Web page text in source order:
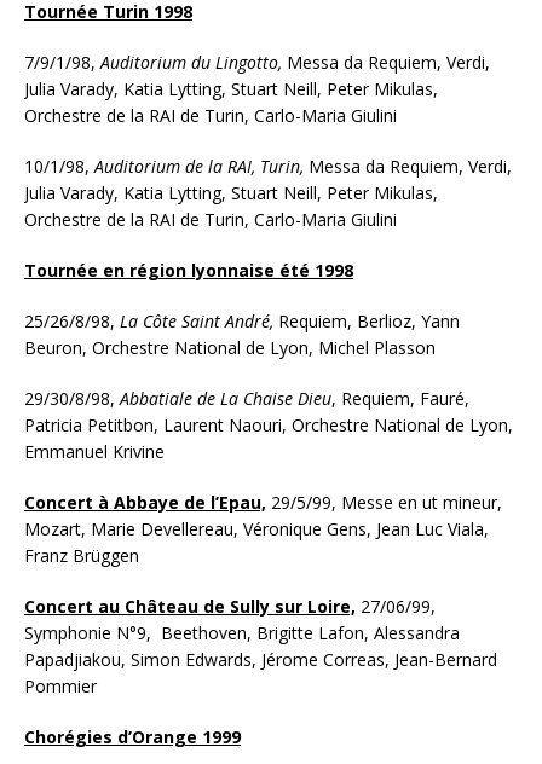
Tournée Turin 1998
7/9/1/98,Auditorium du Lingotto, Messa da Requiem, Verdi,
Julia Varady, Katia Lytting, Stuart Neill, Peter Mikulas,
Orchestre de la RAI de Turin, Carlo-Maria Giulini
10/1/98,Auditorium de la RAI, Turin, Messa da Requiem, Verdi,
Julia Varady, Katia Lytting, Stuart Neill, Peter Mikulas,
Orchestre de la RAI de Turin, Carlo-Maria Giulini
Tournée en région lyonnaise été 1998
25/26/8/98, La Côte Saint André, Requiem, Berlioz, Yann
Beuron, Orchestre National de Lyon, Michel Plasson
29/30/8/98,Abbatiale de La Chaise Dieu, Requiem, Fauré,
Patricia Petitbon, Laurent Naouri, Orchestre National de Lyon,
Emmanuel Krivine
Concert à Abbaye de l’Epau, 29/5/99, Messe en ut mineur,
Mozart, Marie Devellereau, Véronique Gens, Jean Luc Viala,
Franz Brüggen
Concert au Château de Sully sur Loire, 27/06/99,
Symphonie N°9, Beethoven, Brigitte Lafon, Alessandra
Papadjiakou, Simon Edwards, Jérome Correas, Jean-Bernard
Pommier
Chorégies d’Orange 1999